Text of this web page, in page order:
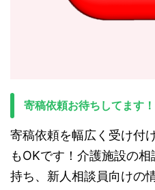
寄稿依頼お待ちしてます！
寄稿依頼を幅広く受け付
もOKです！介護施設の
持ち、新人相談員向けの